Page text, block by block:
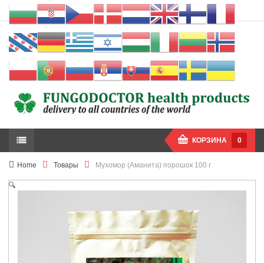
КОРЗИНА 0
Home Товары Мухомор (Аманита) порошок 100 г
🔍